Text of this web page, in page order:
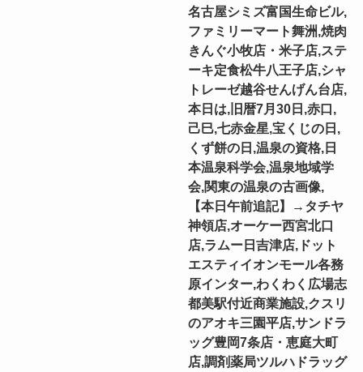
名古屋シミズ富国生命ビル,
ファミリーマート舞洲,焼肉
きんぐ小牧店・米子店,ステ
ーキ定食松牛八王子店,シャ
トレーゼ越谷せんげん台店,
本日は,旧暦7月30日,赤口,
己巳,七赤金星,宝くじの日,
くず餅の日,温泉の資格,日
本温泉科学会,温泉地域学
会,関東の温泉の古画像,
【本日午前追記】→タチヤ
神領店,オーケー西宮北口
店,ラムー日吉津店,ドット
エスティイオンモール各務
原インター,わくわく広場志
都美駅付近商業施設,クスリ
のアオキ三園平店,サンドラ
ッグ豊岡7条店・恵庭大町
店,調剤薬局ツルハドラッグ